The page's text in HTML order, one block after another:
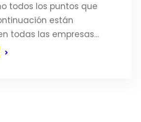
todos los puntos que
están
todas las empresas…